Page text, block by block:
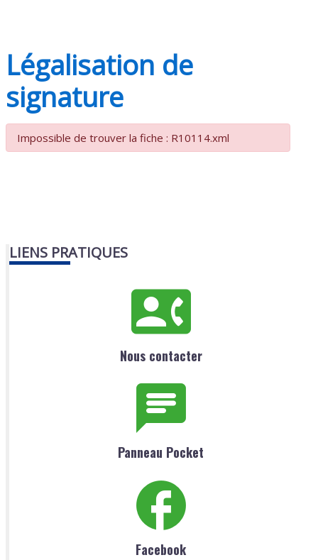
Légalisation de
signature
Impossible de trouver la fiche : R10114.xml
LIENS PRATIQUES
Nous contacter
Panneau Pocket
Facebook